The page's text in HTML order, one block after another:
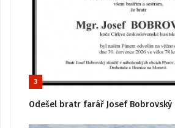
3
Odešel bratr farář Josef Bobrovský